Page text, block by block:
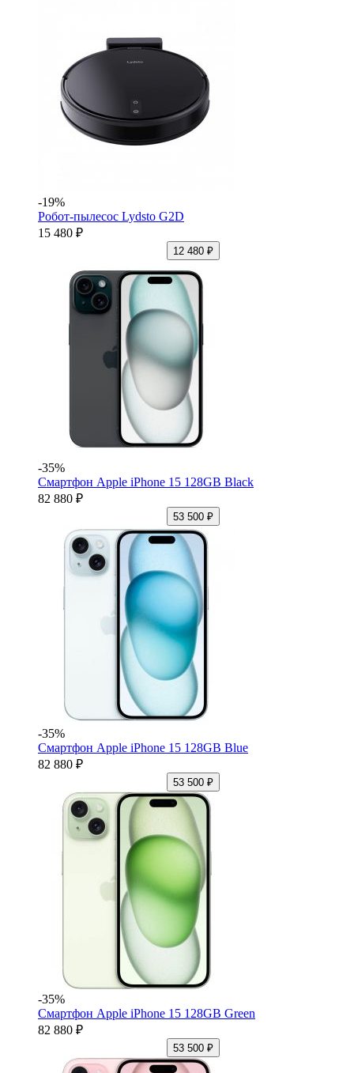
-19%
Робот-пылесос Lydsto G2D
15 480 ₽
12 480 ₽
-35%
Смартфон Apple iPhone 15 128GB Black
82 880 ₽
53 500 ₽
-35%
Смартфон Apple iPhone 15 128GB Blue
82 880 ₽
53 500 ₽
-35%
Смартфон Apple iPhone 15 128GB Green
82 880 ₽
53 500 ₽